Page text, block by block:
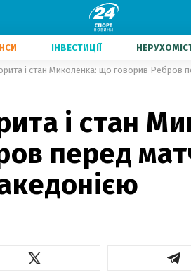
ІНВЕСТИЦІЇ
і стан
перед